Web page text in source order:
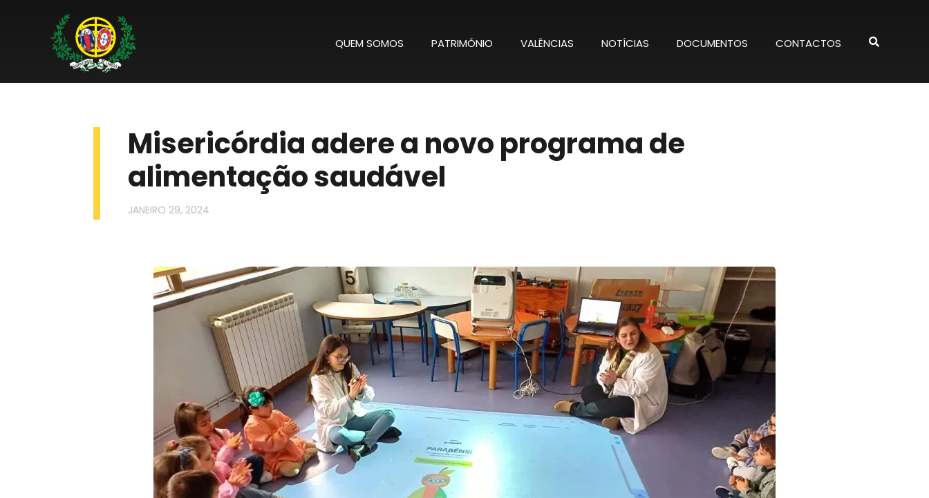
QUEM SOMOS PATRIMÓNIO VALÊNCIAS NOTÍCIAS DOCUMENTOS CONTACTOS
Misericórdia adere a novo programa de
alimentação saudável
JANEIRO 29, 2024